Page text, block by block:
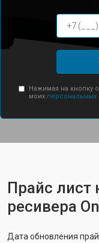
Нажимая на кнопку
моих персональных
Прайс лист
ресивера
Дата обновления